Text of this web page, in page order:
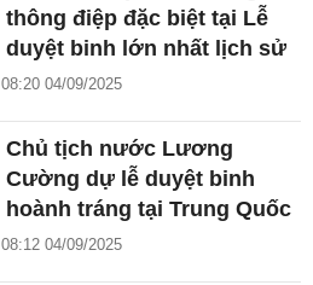
thông điệp đặc biệt tại Lễ
duyệt binh lớn nhất lịch sử
08:20 04/09/2025
Chủ tịch nước Lương
Cường dự lễ duyệt binh
hoành tráng tại Trung Quốc
08:12 04/09/2025